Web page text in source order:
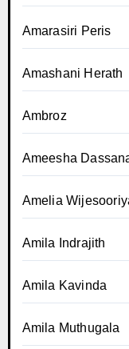
Amarasiri Peris
Amashani Herath
Ambroz
Ameesha
Amelia
Amila Indrajith
Amila Kavinda
Amila Muthugala